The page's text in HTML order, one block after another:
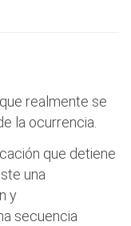
realmente se
la ocurrencia.
que detiene
una
y
secuencia